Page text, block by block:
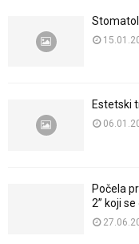
Estetski
Počela
2” koji